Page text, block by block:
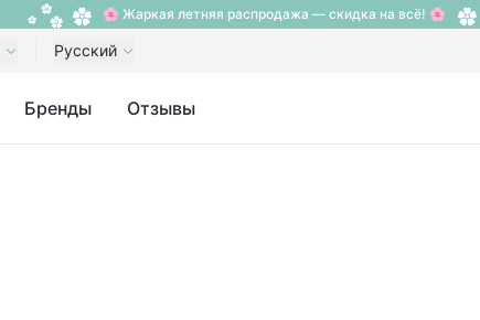
🌸 Жаркая летняя распродажа — скидка на всё! 🌸
Русский
Бренды Отзывы